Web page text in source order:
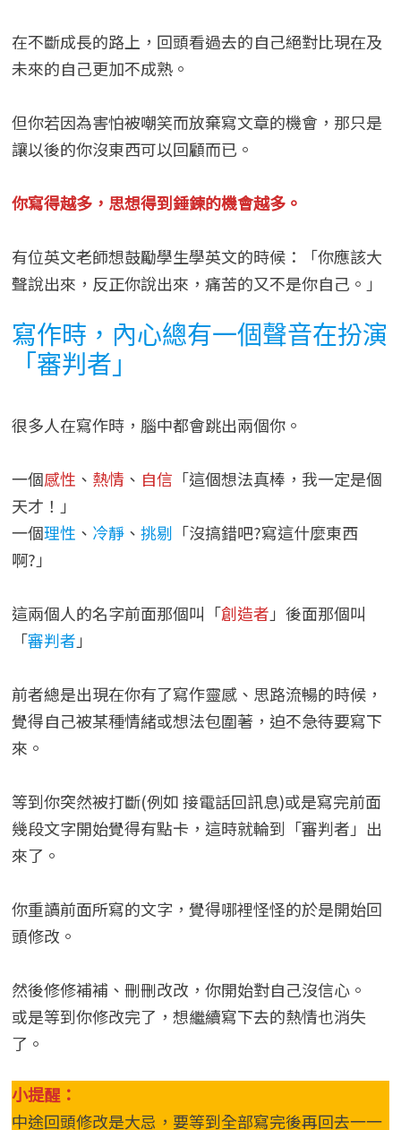
在不斷成長的路上，回頭看過去的自己絕對比現在及
未來的自己更加不成熟。
但你若因為害怕被嘲笑而放棄寫文章的機會，那只是
讓以後的你沒東西可以回顧而已。
你寫得越多，思想得到錘鍊的機會越多。
有位英文老師想鼓勵學生學英文的時候：「你應該大
聲說出來，反正你說出來，痛苦的又不是你自己。」
寫作時，內心總有一個聲音在扮演
「審判者」
很多人在寫作時，腦中都會跳出兩個你。
一個感性 、 熱情 、 自信 「這個想法真棒，我一定是個
天才！」
一個理性 、 冷靜、 挑剔 「沒搞錯吧?寫這什麼東西
啊?」
這兩個人的名字前面那個叫「創造者 」後面那個叫
「審判者 」
前者總是出現在你有了寫作靈感、思路流暢的時候，
覺得自己被某種情緒或想法包圍著，迫不急待要寫下
來。
等到你突然被打斷(例如 接電話回訊息)或是寫完前面
幾段文字開始覺得有點卡，這時就輪到「審判者」出
來了。
你重讀前面所寫的文字，覺得哪裡怪怪的於是開始回
頭修改。
然後修修補補、刪刪改改，你開始對自己沒信心。
或是等到你修改完了，想繼續寫下去的熱情也消失
了。
小提醒：
中途回頭修改是大忌，要等到全部寫完後再回去一一